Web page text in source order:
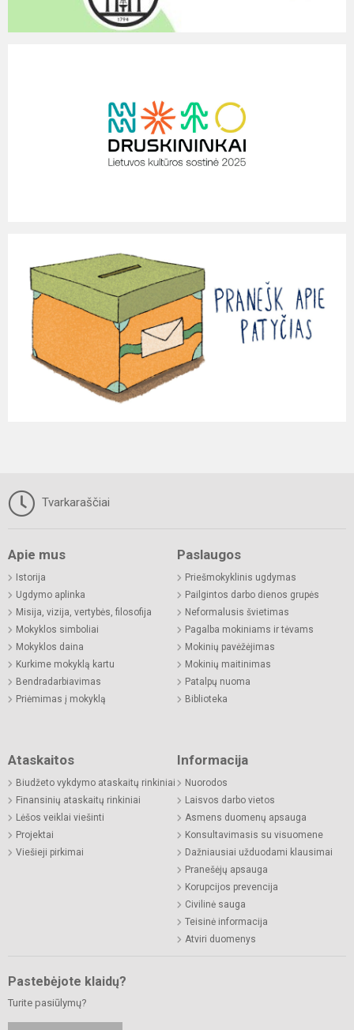
Tvarkaraščiai
Apie mus
Istorija
Ugdymo aplinka
Misija, vizija, vertybės, filosofija
Mokyklos simboliai
Mokyklos daina
Kurkime mokyklą kartu
Bendradarbiavimas
Priėmimas į mokyklą
Paslaugos
Priešmokyklinis ugdymas
Pailgintos darbo dienos grupės
Neformalusis švietimas
Pagalba mokiniams ir tėvams
Mokinių pavėžėjimas
Mokinių maitinimas
Patalpų nuoma
Biblioteka
Ataskaitos
Biudžeto vykdymo ataskaitų rinkiniai
Finansinių ataskaitų rinkiniai
Lėšos veiklai viešinti
Projektai
Viešieji pirkimai
Informacija
Nuorodos
Laisvos darbo vietos
Asmens duomenų apsauga
Konsultavimasis su visuomene
Dažniausiai užduodami klausimai
Pranešėjų apsauga
Korupcijos prevencija
Civilinė sauga
Teisinė informacija
Atviri duomenys
Pastebėjote klaidų?
Turite pasiūlymų?